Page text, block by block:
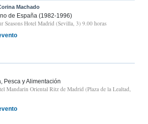
Machado
de España (1982-1996)
Seasons Hotel Madrid (Sevilla, 3) 9.00 horas
Pesca y Alimentación
Mandarin Oriental Ritz de Madrid (Plaza de la Lealtad,